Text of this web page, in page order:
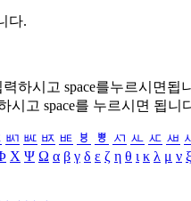
다.
력하시고 space를누르시면됩
시고 space를 누르시면 됩니
ㅴ ㅵ ㅶ ㅷ ㅸ ㅹ ㅺ ㅻ ㅼ ㅽ
Χ Ψ Ω α β γ δ ε ζ η θ ι κ λ μ ν ξ